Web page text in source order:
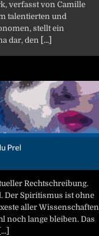
verfasst von Camille
talentierten und
stellt ein
dar, den [...]
Rechtschreibung.
Der Spiritismus ist ohne
aller Wissenschaften
noch lange bleiben. Das
[...]